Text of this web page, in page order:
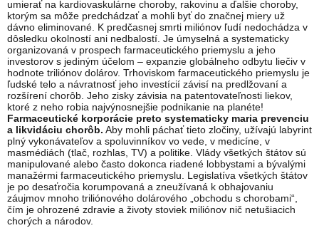
umierať na kardiovaskulárne choroby, rakovinu a ďalšie choroby,
ktorým sa môže predchádzať a mohli byť do značnej miery už
dávno eliminované. K predčasnej smrti miliónov ľudí nedochádza v
dôsledku okolností ani nedbalostí. Je úmyselná a systematicky
organizovaná v prospech farmaceutického priemyslu a jeho
investorov s jediným účelom – expanzie globálneho odbytu liečiv v
hodnote triliónov dolárov. Trhoviskom farmaceutického priemyslu je
ľudské telo a návratnosť jeho investícií závisí na predlžovaní a
rozšírení chorôb. Jeho zisky závisia na patentovateľnosti liekov,
ktoré z neho robia najvýnosnejšie podnikanie na planéte!
Farmaceutické korporácie preto systematicky maria prevenciu
a likvidáciu chorôb. Aby mohli páchať tieto zločiny, užívajú labyrint
plný vykonávateľov a spoluvinníkov vo vede, v medicíne, v
masmédiách (tlač, rozhlas, TV) a politike. Vlády všetkých štátov sú
manipulované alebo často dokonca riadené lobbystami a bývalými
manažérmi farmaceutického priemyslu. Legislatíva všetkých štátov
je po desaťročia korumpovaná a zneužívaná k obhajovaniu
záujmov mnoho triliónového dolárového „obchodu s chorobami“,
čím je ohrozené zdravie a životy stoviek miliónov nič netušiacich
chorých a národov.